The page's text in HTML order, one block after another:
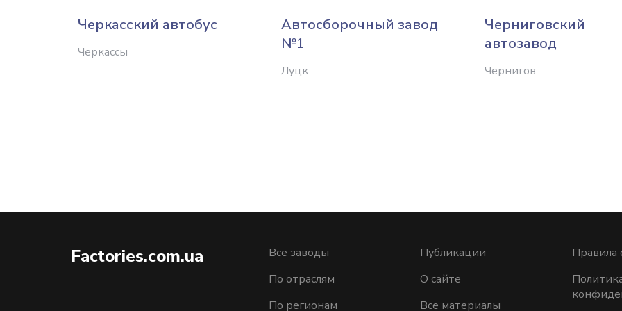
Черкасский автобус
Черкассы
Автосборочный завод
№1
Луцк
Черниговский
автозавод
Чернигов
Factories.com.ua
Все заводы
По отраслям
По регионам
Публикации
О сайте
Все материалы
Правила